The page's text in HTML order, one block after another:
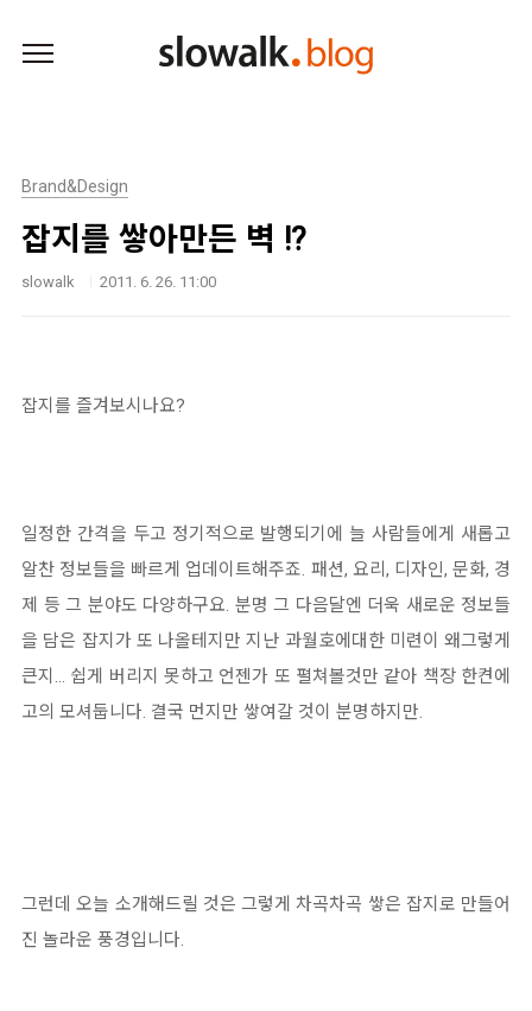
Brand&Design
잡지를 쌓아만든 벽 !?
slowalk 2011. 6. 26. 11:00
잡지를 즐겨보시나요?
일정한 간격을 두고 정기적으로 발행되기에 늘 사람들에게 새롭고
알찬 정보들을 빠르게 업데이트해주죠. 패션, 요리, 디자인, 문화, 경
제 등 그 분야도 다양하구요. 분명 그 다음달엔 더욱 새로운 정보들
을 담은 잡지가 또 나올테지만 지난 과월호에대한 미련이 왜그렇게
큰지... 쉽게 버리지 못하고 언젠가 또 펼쳐볼것만 같아 책장 한켠에
고의 모셔둡니다. 결국 먼지만 쌓여갈 것이 분명하지만.
그런데 오늘 소개해드릴 것은 그렇게 차곡차곡 쌓은 잡지로 만들어
진 놀라운 풍경입니다.